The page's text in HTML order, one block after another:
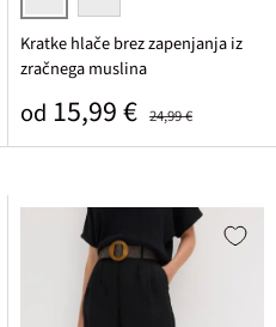
srednje modra/rdeča potiskana
bela/rdeča potiskana
Kratke hlače brez zapenjanja iz
zračnega muslina
Prodajna cena
od 15,99 € 24,99 €